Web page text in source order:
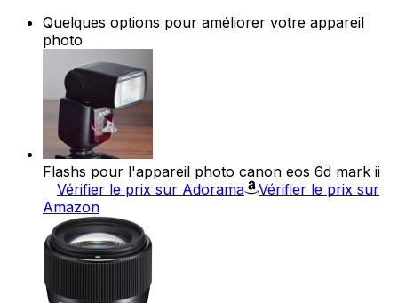
Quelques options pour améliorer votre appareil
photo
Flashs pour l'appareil photo canon eos 6d mark ii
Vérifier le prix sur Adorama
Vérifier le prix sur
Amazon